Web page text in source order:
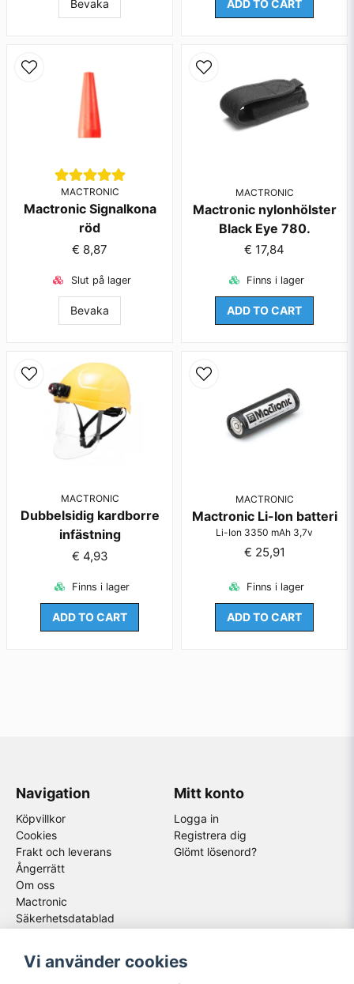
Bevaka ADD TO CART
MACTRONIC
Mactronic Signalkona
röd
€ 8,87
Slut på lager
Bevaka
MACTRONIC
Mactronic nylonhölster
Black Eye 780.
€ 17,84
Finns i lager
ADD TO CART
MACTRONIC
Dubbelsidig kardborre
infästning
€ 4,93
Finns i lager
ADD TO CART
MACTRONIC
Mactronic Li-Ion batteri
Li-Ion 3350 mAh 3,7v
€ 25,91
Finns i lager
ADD TO CART
Navigation
Köpvillkor
Cookies
Frakt och leverans
Ångerrätt
Om oss
Mactronic
Säkerhetsdatablad
Mitt konto
Logga in
Registrera dig
Glömt lösenord?
Vi använder cookies